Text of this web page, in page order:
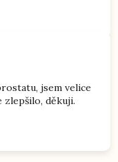
jsem velice
zlepšilo, děkuji.